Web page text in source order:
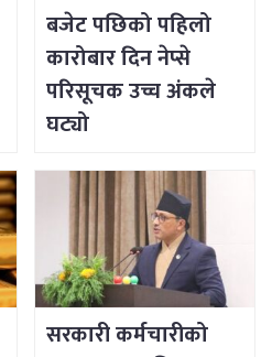
बजेट पछिको पहिलो
कारोबार दिन नेप्से
परिसूचक उच्च अंकले
घट्यो
सरकारी कर्मचारीको